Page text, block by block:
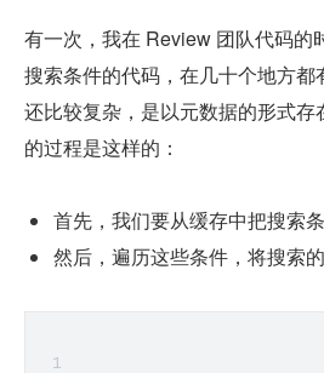
有一次，我在 Review 团队代码的
搜索条件的代码，在几十个地方
还比较复杂，是以元数据的形式存
的过程是这样的：
首先，我们要从缓存中把搜索
然后，遍历这些条件，将搜索